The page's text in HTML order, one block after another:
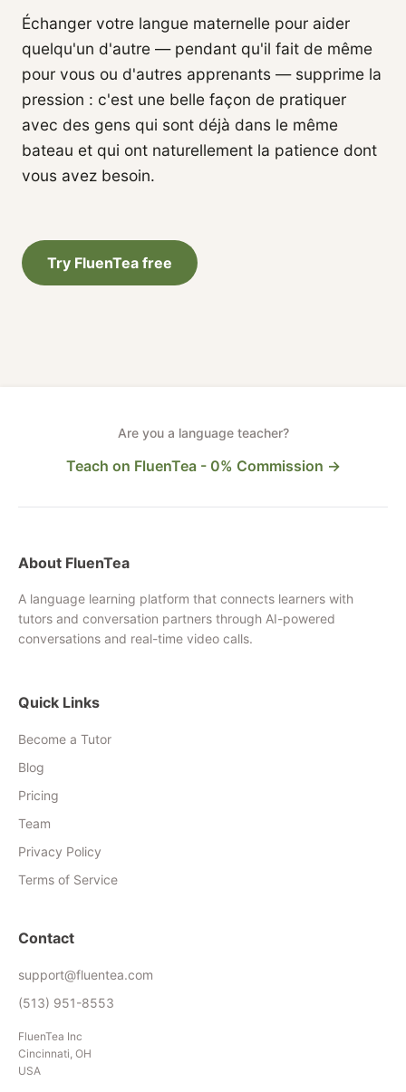
Échanger votre langue maternelle pour aider
quelqu'un d'autre — pendant qu'il fait de même
pour vous ou d'autres apprenants — supprime la
pression : c'est une belle façon de pratiquer
avec des gens qui sont déjà dans le même
bateau et qui ont naturellement la patience dont
vous avez besoin.
Try FluenTea free
Are you a language teacher?
Teach on FluenTea - 0% Commission →
About FluenTea
A language learning platform that connects learners with
tutors and conversation partners through AI-powered
conversations and real-time video calls.
Quick Links
Become a Tutor
Blog
Pricing
Team
Privacy Policy
Terms of Service
Contact
support@fluentea.com
(513) 951-8553
FluenTea Inc
Cincinnati, OH
USA